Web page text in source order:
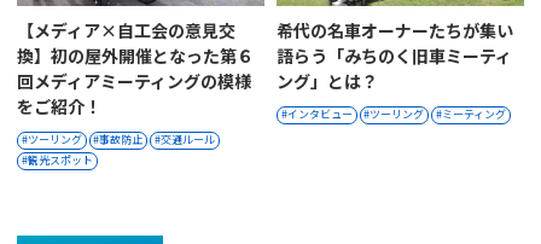
【メディア×自工会の意見交
換】初の屋外開催となった第６
回メディアミーティングの模様
をご紹介！
ツーリング 事故防止
交通ルール
観光スポット
希代の名車オーナーたちが集い
語らう「みちのく旧車ミーティ
ング」とは？
インタビュー ツーリング ミーティング